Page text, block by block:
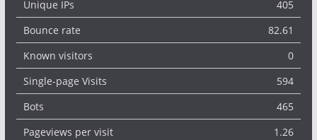
Unique IPs
405
Bounce rate
82.61
Known visitors
0
Single-page Visits
594
Bots
465
Pageviews per visit
1.26